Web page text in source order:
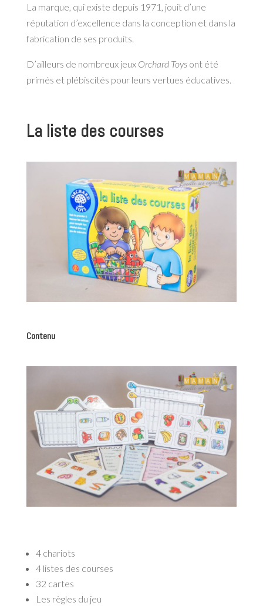
La marque, qui existe depuis 1971, jouit d’une
réputation d’excellence dans la conception et dans la
fabrication de ses produits.
D’ailleurs de nombreux jeux Orchard Toysont été
primés et plébiscités pour leurs vertues éducatives.
La liste des courses
Contenu
4 chariots
4 listes des courses
32 cartes
Les règles du jeu